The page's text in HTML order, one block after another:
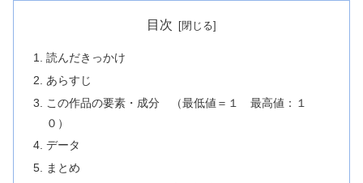
目次
読んだきっかけ
あらすじ
この作品の要素・成分 （最低値＝１ 最高値：１
０）
データ
まとめ